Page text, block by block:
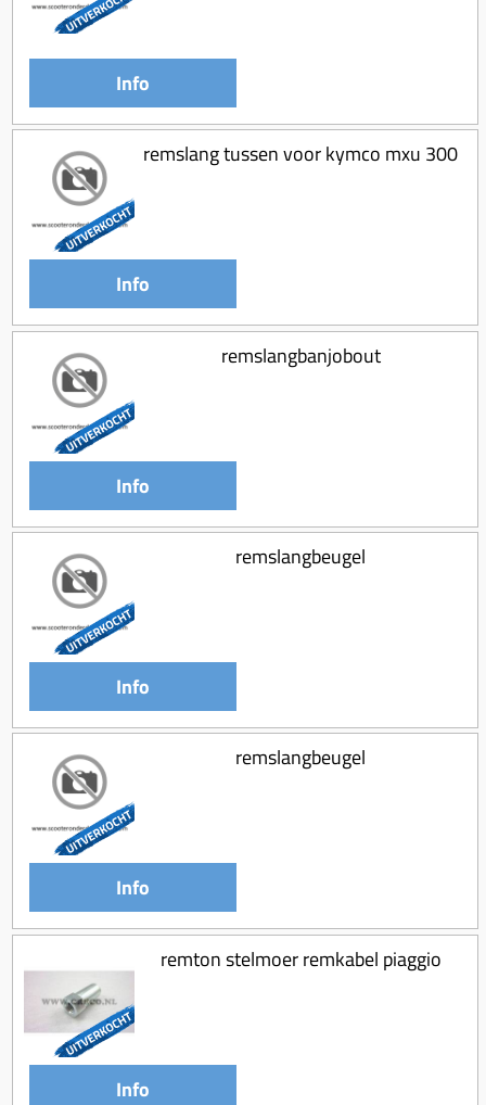
Info
remslang tussen voor kymco mxu 300
Info
remslangbanjobout
Info
remslangbeugel
Info
remslangbeugel
Info
remton stelmoer remkabel piaggio
Info